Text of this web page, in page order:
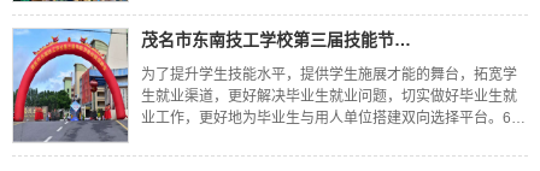
教育专业毕业汇演“微笑逐梦，展翅远
茂名市东南技工学校第三届技能节暨校园招聘会圆满结束
为了提升学生技能水平，提供学生施展才能的舞台，拓宽学
生就业渠道，更好解决毕业生就业问题，切实做好毕业生就
业工作，更好地为毕业生与用人单位搭建双向选择平台。6月
会。6月5日上午，茂名市东南技工学校隆